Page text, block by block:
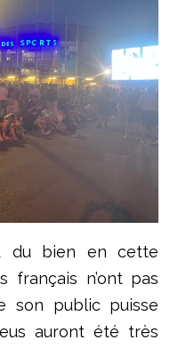
du bien en cette
français n’ont pas
son public puisse
auront été très